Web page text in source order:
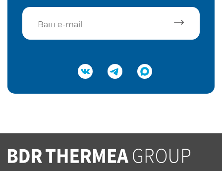
Подтвердить e-mail
Вы соглашаетесь с нашей политикой
конфеденциальности